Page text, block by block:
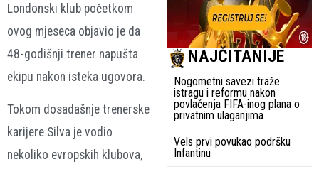
Londonski klub početkom
ovog mjeseca objavio je da
48-godišnji trener napušta
ekipu nakon isteka ugovora.
Tokom dosadašnje trenerske
karijere Silva je vodio
nekoliko evropskih klubova,
NAJČITANIJE
Nogometni savezi traže
istragu i reformu nakon
povlačenja FIFA-inog plana o
privatnim ulaganjima
Vels prvi povukao podršku
Infantinu